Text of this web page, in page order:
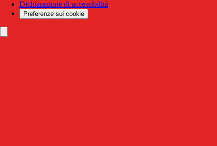
Dichiarazione di accessibilità
Preferenze sui cookie